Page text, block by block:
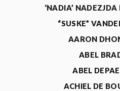
‘NADIA’
“SUSKE”
AARON
ABEL
ABEL
ACHIEL DE